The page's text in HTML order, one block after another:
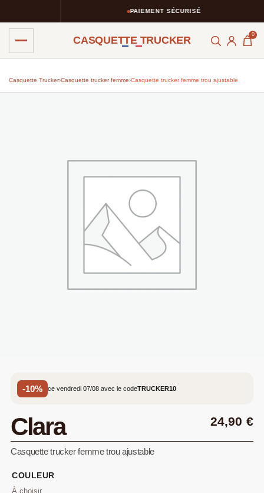
PAIEMENT SÉCURISÉ
CASQUETTE TRUCKER 0
Casquette Trucker›Casquette trucker femme›Casquette trucker femme trou ajustable
-10% ce vendredi 07/08 avec le codeTRUCKER10
Clara 24,90 €
Casquette trucker femme trou ajustable
COULEUR